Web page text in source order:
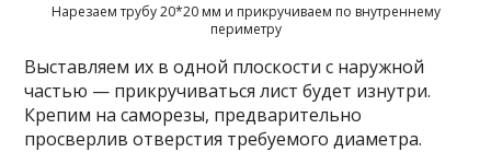
Нарезаем трубу 20*20 мм и прикручиваем по внутреннему
периметру
Выставляем их в одной плоскости с наружной
частью — прикручиваться лист будет изнутри.
Крепим на саморезы, предварительно
просверлив отверстия требуемого диаметра.